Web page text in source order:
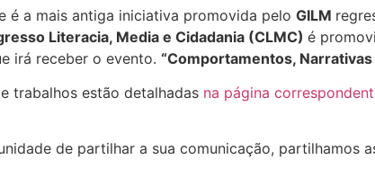
é a mais antiga iniciativa promovida pelo GILM
Literacia, Media e Cidadania (CLMC) é
irá receber o evento. “Comportamentos,
trabalhos estão detalhadas na página
de partilhar a sua comunicação, partilhamos